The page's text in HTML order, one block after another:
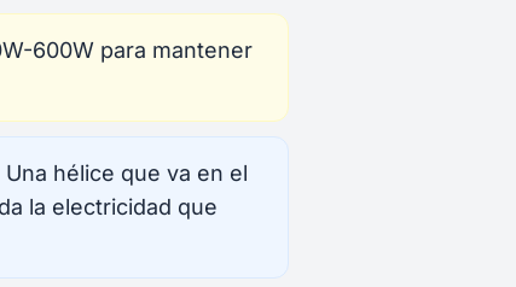
600W para mantener
hélice que va en el
la electricidad que